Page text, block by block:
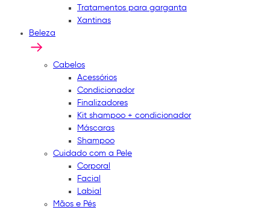
Tratamentos para garganta
Xantinas
Beleza
Cabelos
Acessórios
Condicionador
Finalizadores
Kit shampoo + condicionador
Máscaras
Shampoo
Cuidado com a Pele
Corporal
Facial
Labial
Mãos e Pés